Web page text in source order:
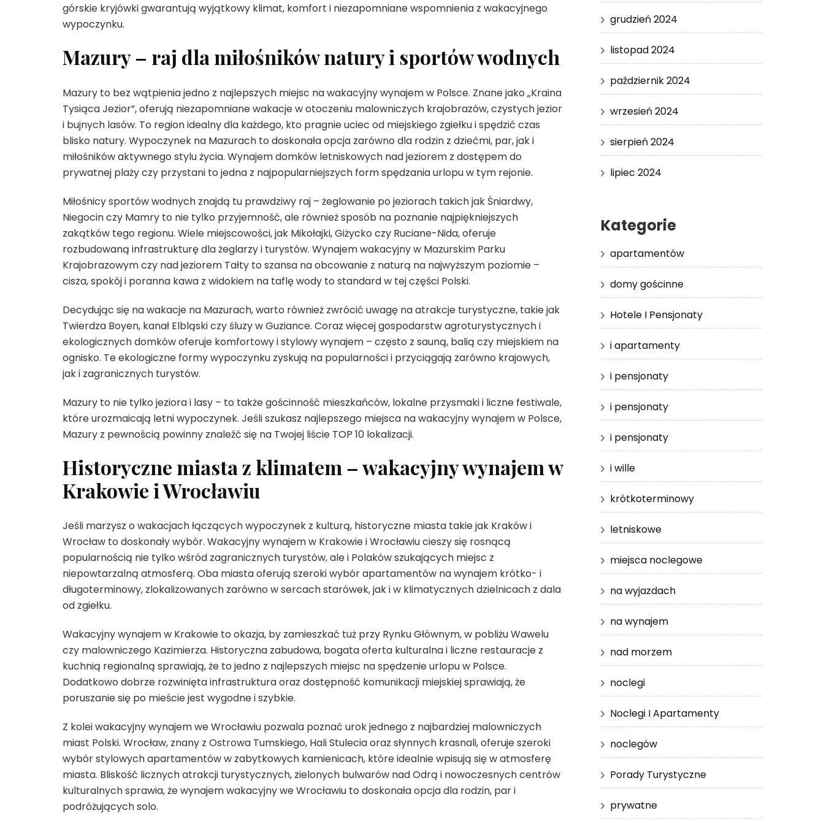
górskie kryjówki gwarantują wyjątkowy klimat, komfort i niezapomniane wspomnienia z wakacyjnego
wypoczynku.
Mazury – raj dla miłośników natury i sportów wodnych
Mazury to bez wątpienia jedno z najlepszych miejsc na wakacyjny wynajem w Polsce. Znane jako „Kraina
Tysiąca Jezior”, oferują niezapomniane wakacje w otoczeniu malowniczych krajobrazów, czystych jezior
i bujnych lasów. To region idealny dla każdego, kto pragnie uciec od miejskiego zgiełku i spędzić czas
blisko natury. Wypoczynek na Mazurach to doskonała opcja zarówno dla rodzin z dziećmi, par, jak i
miłośników aktywnego stylu życia. Wynajem domków letniskowych nad jeziorem z dostępem do
prywatnej plaży czy przystani to jedna z najpopularniejszych form spędzania urlopu w tym rejonie.
Miłośnicy sportów wodnych znajdą tu prawdziwy raj – żeglowanie po jeziorach takich jak Śniardwy,
Niegocin czy Mamry to nie tylko przyjemność, ale również sposób na poznanie najpiękniejszych
zakątków tego regionu. Wiele miejscowości, jak Mikołajki, Giżycko czy Ruciane-Nida, oferuje
rozbudowaną infrastrukturę dla żeglarzy i turystów. Wynajem wakacyjny w Mazurskim Parku
Krajobrazowym czy nad jeziorem Tałty to szansa na obcowanie z naturą na najwyższym poziomie –
cisza, spokój i poranna kawa z widokiem na taflę wody to standard w tej części Polski.
Decydując się na wakacje na Mazurach, warto również zwrócić uwagę na atrakcje turystyczne, takie jak
Twierdza Boyen, kanał Elbląski czy śluzy w Guziance. Coraz więcej gospodarstw agroturystycznych i
ekologicznych domków oferuje komfortowy i stylowy wynajem – często z sauną, balią czy miejskiem na
ognisko. Te ekologiczne formy wypoczynku zyskują na popularności i przyciągają zarówno krajowych,
jak i zagranicznych turystów.
Mazury to nie tylko jeziora i lasy – to także gościnność mieszkańców, lokalne przysmaki i liczne festiwale,
które urozmaicają letni wypoczynek. Jeśli szukasz najlepszego miejsca na wakacyjny wynajem w Polsce,
Mazury z pewnością powinny znaleźć się na Twojej liście TOP 10 lokalizacji.
Historyczne miasta z klimatem – wakacyjny wynajem w
Krakowie i Wrocławiu
Jeśli marzysz o wakacjach łączących wypoczynek z kulturą, historyczne miasta takie jak Kraków i
Wrocław to doskonały wybór. Wakacyjny wynajem w Krakowie i Wrocławiu cieszy się rosnącą
popularnością nie tylko wśród zagranicznych turystów, ale i Polaków szukających miejsc z
niepowtarzalną atmosferą. Oba miasta oferują szeroki wybór apartamentów na wynajem krótko- i
długoterminowy, zlokalizowanych zarówno w sercach starówek, jak i w klimatycznych dzielnicach z dala
od zgiełku.
Wakacyjny wynajem w Krakowie to okazja, by zamieszkać tuż przy Rynku Głównym, w pobliżu Wawelu
czy malowniczego Kazimierza. Historyczna zabudowa, bogata oferta kulturalna i liczne restauracje z
kuchnią regionalną sprawiają, że to jedno z najlepszych miejsc na spędzenie urlopu w Polsce.
Dodatkowo dobrze rozwinięta infrastruktura oraz dostępność komunikacji miejskiej sprawiają, że
poruszanie się po mieście jest wygodne i szybkie.
Z kolei wakacyjny wynajem we Wrocławiu pozwala poznać urok jednego z najbardziej malowniczych
miast Polski. Wrocław, znany z Ostrowa Tumskiego, Hali Stulecia oraz słynnych krasnali, oferuje szeroki
wybór stylowych apartamentów w zabytkowych kamienicach, które idealnie wpisują się w atmosferę
miasta. Bliskość licznych atrakcji turystycznych, zielonych bulwarów nad Odrą i nowoczesnych centrów
kulturalnych sprawia, że wynajem wakacyjny we Wrocławiu to doskonała opcja dla rodzin, par i
podróżujących solo.
grudzień 2024
listopad 2024
październik 2024
wrzesień 2024
sierpień 2024
lipiec 2024
Kategorie
apartamentów
domy gościnne
Hotele I Pensjonaty
i apartamenty
i pensjonaty
i pensjonaty
i pensjonaty
i wille
krótkoterminowy
letniskowe
miejsca noclegowe
na wyjazdach
na wynajem
nad morzem
noclegi
Noclegi I Apartamenty
noclegów
Porady Turystyczne
prywatne